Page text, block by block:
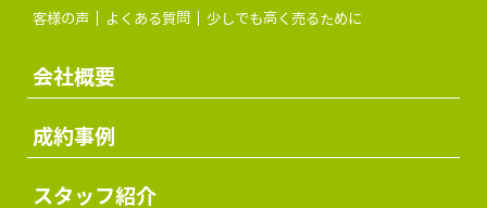
客様の声
よくある質問 少しでも高く売るために
会社概要
成約事例
スタッフ紹介